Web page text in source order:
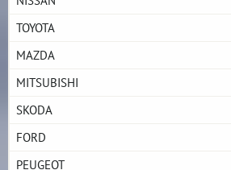
TOYOTA
MAZDA
MITSUBISHI
SKODA
FORD
PEUGEOT